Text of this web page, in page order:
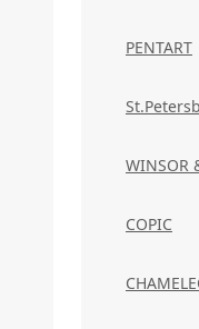
PENTART
WINSOR
COPIC